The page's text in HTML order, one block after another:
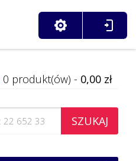
0 produkt(ów) - 0,00 zł
SZUKAJ